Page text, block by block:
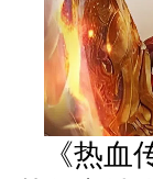
《热